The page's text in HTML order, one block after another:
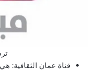
قناة عمان الثقافية: